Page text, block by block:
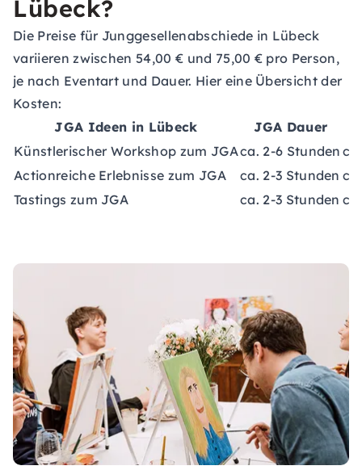
Lübeck?
Die Preise für Junggesellenabschiede in Lübeck
variieren zwischen 54,00 € und 75,00 € pro Person,
je nach Eventart und Dauer. Hier eine Übersicht der
Kosten:
JGA Ideen in Lübeck
JGA Dauer
Künstlerischer Workshop zum JGAca. 2-6 Stunden
Actionreiche Erlebnisse zum JGA
ca. 2-3 Stunden
Tastings zum JGA
ca. 2-3 Stunden